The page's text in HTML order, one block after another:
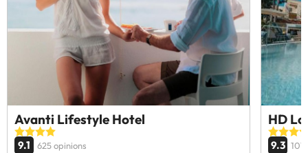
Avanti Lifestyle Hotel
9.1 625 opinions
HD
9.3 101